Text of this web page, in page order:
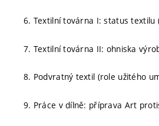
6. Textilní továrna I: status textilu
7. Textilní továrna II: ohniska
8. Podvratný textil (role užitého
9. Práce v dílně: příprava Art